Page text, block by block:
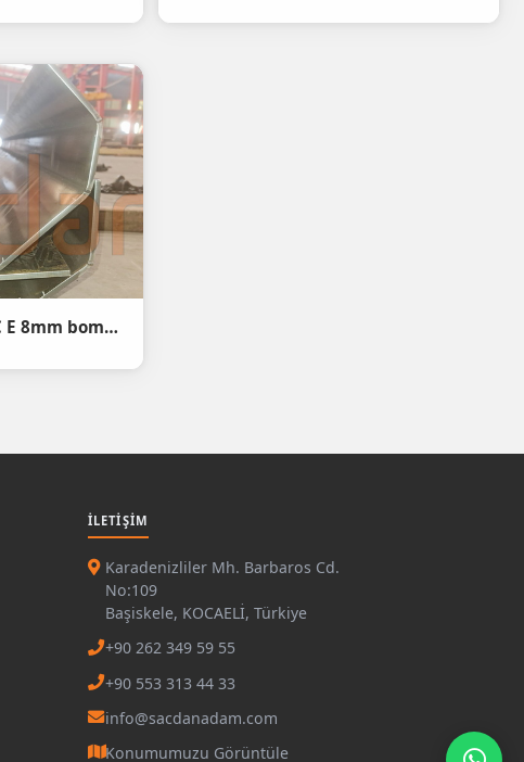
(62992) Strenx 700MC E 8mm bom Abkant büküm
İLETIŞIM
Karadenizliler Mh. Barbaros Cd.
No:109
Başiskele, KOCAELİ, Türkiye
+90 262 349 59 55
+90 553 313 44 33
info@sacdanadam.com
Konumumuzu Görüntüle